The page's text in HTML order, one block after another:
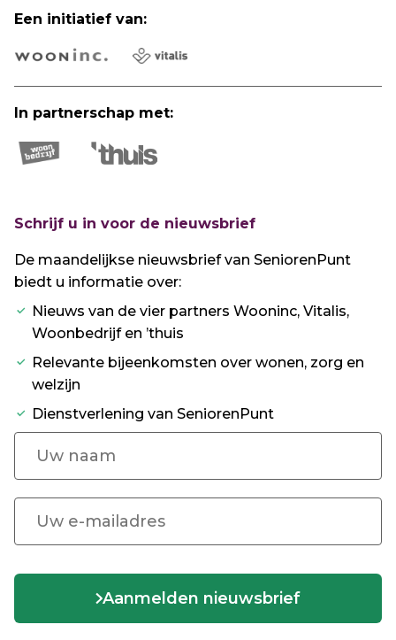
Een initiatief van:
In partnerschap met:
Schrijf u in voor de nieuwsbrief
De maandelijkse nieuwsbrief van SeniorenPunt
biedt u informatie over:
Nieuws van de vier partners Wooninc, Vitalis,
Woonbedrijf en ’thuis
Relevante bijeenkomsten over wonen, zorg en
welzijn
Dienstverlening van SeniorenPunt
Aanmelden nieuwsbrief